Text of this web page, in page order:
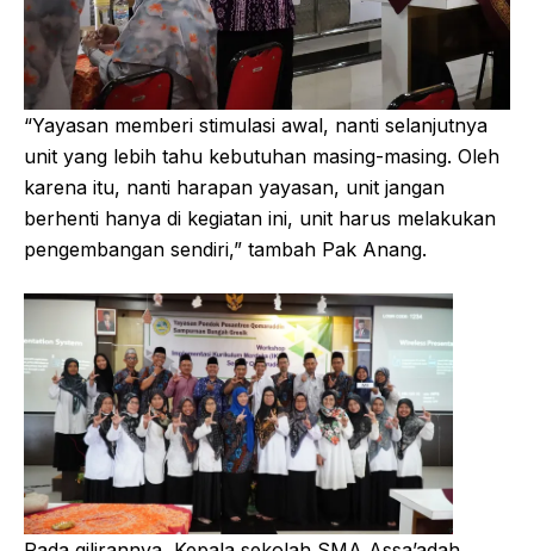
“Yayasan memberi stimulasi awal, nanti selanjutnya
unit yang lebih tahu kebutuhan masing-masing. Oleh
karena itu, nanti harapan yayasan, unit jangan
berhenti hanya di kegiatan ini, unit harus melakukan
pengembangan sendiri,” tambah Pak Anang.